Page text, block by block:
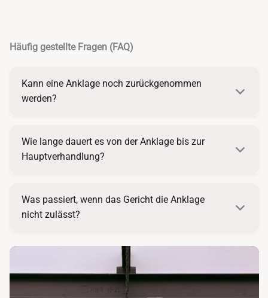
Häufig gestellte Fragen (FAQ)
Kann eine Anklage noch zurückgenommen
werden?
Wie lange dauert es von der Anklage bis zur
Hauptverhandlung?
Was passiert, wenn das Gericht die Anklage
nicht zulässt?